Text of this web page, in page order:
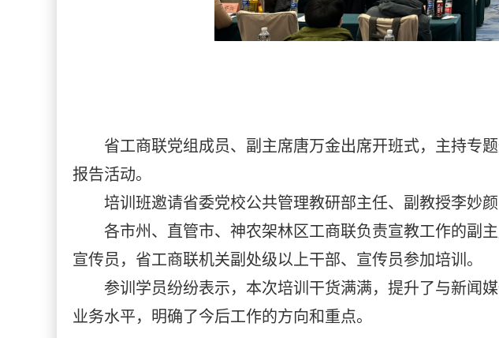
省工商联党组成员、副主席唐万金出席开班式，主持专
报告活动。
培训班邀请省委党校公共管理教研部主任、副教授李妙
各市州、直管市、神农架林区工商联负责宣教工作的副
宣传员，省工商联机关副处级以上干部、宣传员参加培训。
参训学员纷纷表示，本次培训干货满满，提升了与新闻
业务水平，明确了今后工作的方向和重点。